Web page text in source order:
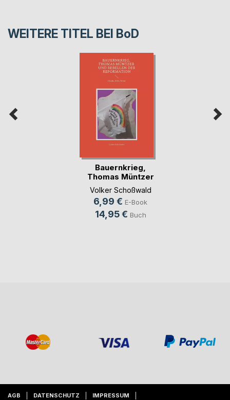
WEITERE TITEL BEI BoD
Bauernkrieg,
Thomas Müntzer
und Re(...)
Volker Schoßwald
6,99 € E-Book
14,95 € Buch
AGB DATENSCHUTZ IMPRESSUM